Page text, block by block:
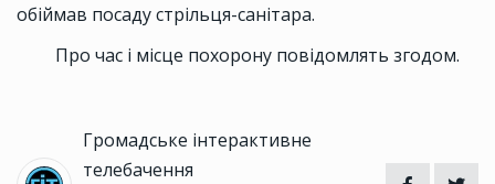
обіймав посаду стрільця-санітара.
Про час і місце похорону повідомлять згодом.
Громадське інтерактивне
телебачення